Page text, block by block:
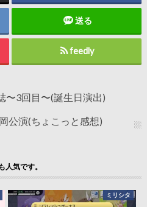
送る
feedly
〜3回目〜(誕生日演出)
公演(ちょこっと感想)
人気です。
ミリシタ